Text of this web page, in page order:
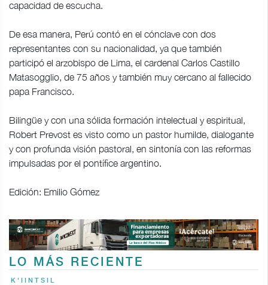
capacidad de escucha.
De esa manera, Perú contó en el cónclave con dos
representantes con su nacionalidad, ya que también
participó el arzobispo de Lima, el cardenal Carlos Castillo
Matasogglio, de 75 años y también muy cercano al fallecido
papa Francisco.
Bilingüe y con una sólida formación intelectual y espiritual,
Robert Prevost es visto como un pastor humilde, dialogante
y con profunda visión pastoral, en sintonía con las reformas
impulsadas por el pontífice argentino.
Edición: Emilio Gómez
LO MÁS RECIENTE
K'IINTSIL